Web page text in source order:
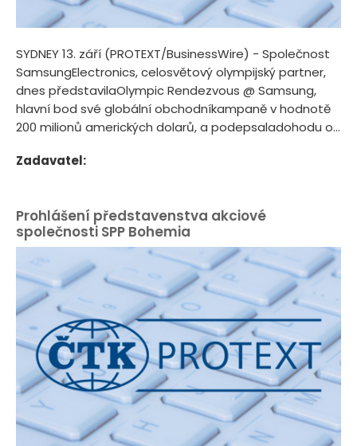
SYDNEY 13. září (PROTEXT/BusinessWire) - Společnost
SamsungElectronics, celosvětový olympijský partner,
dnes představilaOlympic Rendezvous @ Samsung,
hlavní bod své globální obchodníkampaně v hodnotě
200 milionů amerických dolarů, a podepsaladohodu o...
Zadavatel:
Prohlášení představenstva akciové
společnosti SPP Bohemia